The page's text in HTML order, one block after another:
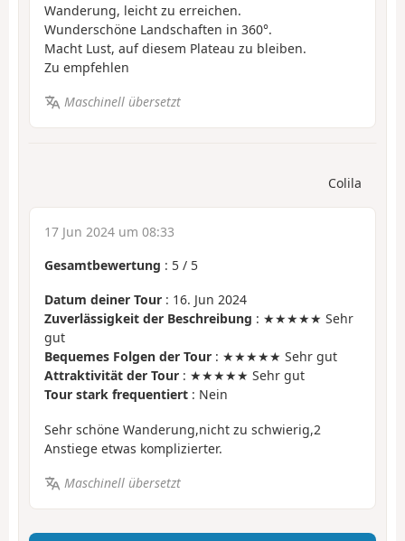
Wanderung, leicht zu erreichen.
Wunderschöne Landschaften in 360°.
Macht Lust, auf diesem Plateau zu bleiben.
Zu empfehlen
Maschinell übersetzt
Colila
17 Jun 2024 um 08:33
Gesamtbewertung : 5 / 5
Datum deiner Tour : 16. Jun 2024
Zuverlässigkeit der Beschreibung : ★★★★★ Sehr
gut
Bequemes Folgen der Tour : ★★★★★ Sehr gut
Attraktivität der Tour : ★★★★★ Sehr gut
Tour stark frequentiert : Nein
Sehr schöne Wanderung,nicht zu schwierig,2
Anstiege etwas komplizierter.
Maschinell übersetzt